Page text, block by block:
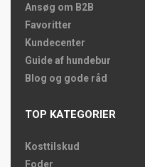
Ansøg om B2B
Favoritter
Kundecenter
Guide af hundebur
Blog og gode råd
TOP KATEGORIER
Kosttilskud
Foder